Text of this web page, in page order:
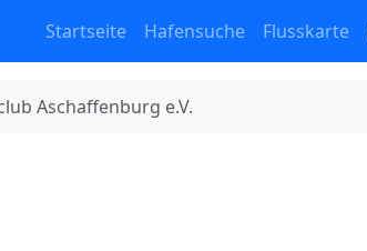
Startseite Hafensuche Flusskarte
Aschaffenburg e.V.